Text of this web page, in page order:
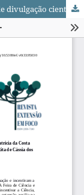
divulgação científica